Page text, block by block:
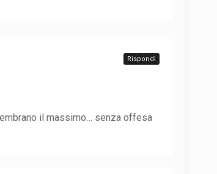
il massimo… senza offesa
Rispondi